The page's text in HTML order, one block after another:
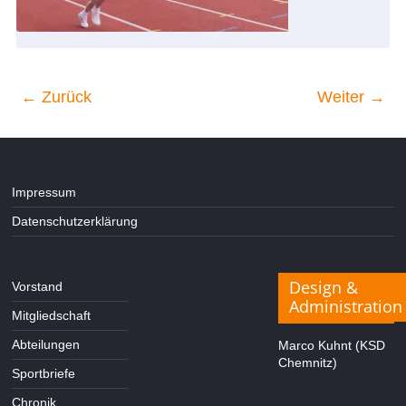
← Zurück Weiter →
Impressum
Datenschutzerklärung
Vorstand
Mitgliedschaft
Abteilungen
Sportbriefe
Chronik
Design &
Administration
Marco Kuhnt (KSD
Chemnitz)